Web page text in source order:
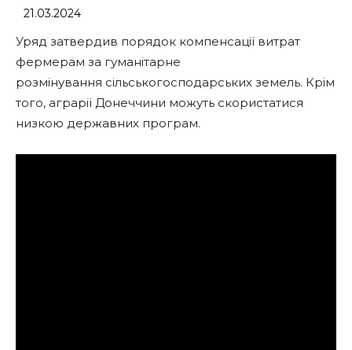
21.03.2024
Уряд затвердив порядок компенсації витрат
фермерам за гуманітарне
розмінування сільськогосподарських земель. Крім
того, аграрії Донеччини можуть скористатися
низкою державних програм.